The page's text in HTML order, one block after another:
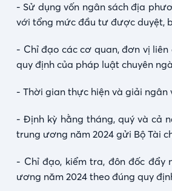
- Sử dụng vốn ngân sách địa
với tổng mức đầu tư được duyệt,
- Chỉ đạo các cơ quan, đơn vị
quy định của pháp luật chuyên
- Thời gian thực hiện và giải ngân
- Định kỳ hằng tháng, quý và cả
trung ương năm 2024 gửi Bộ Tài
- Chỉ đạo, kiểm tra, đôn đốc đẩy
ương năm 2024 theo đúng quy